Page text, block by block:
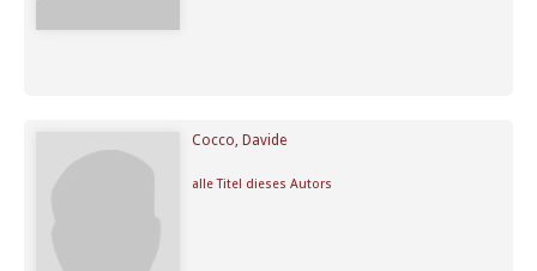
Cocco, Davide
alle Titel dieses Autors